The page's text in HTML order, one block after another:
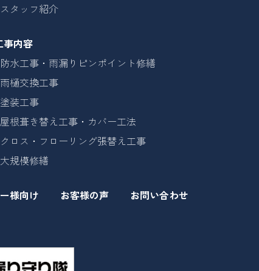
スタッフ紹介
事内容
防水工事・雨漏りピンポイント修繕
雨樋交換工事
塗装工事
屋根葺き替え工事・カバー工法
クロス・フローリング張替え工事
大規模修繕
様向け お客様の声 お問い合わせ